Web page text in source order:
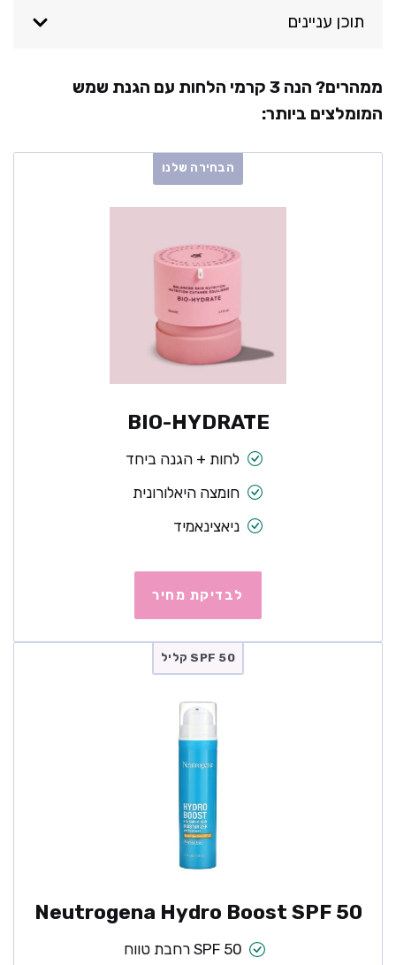
תוכן עניינים
ממהרים? הנה 3 קרמי הלחות עם הגנת שמש
המומלצים ביותר:
הבחירה שלנו
BIO-HYDRATE
לחות + הגנה ביחד
חומצה היאלורונית
ניאצינאמיד
לבדיקת מחיר
SPF 50 קליל
Neutrogena Hydro Boost SPF 50
SPF 50 רחבת טווח